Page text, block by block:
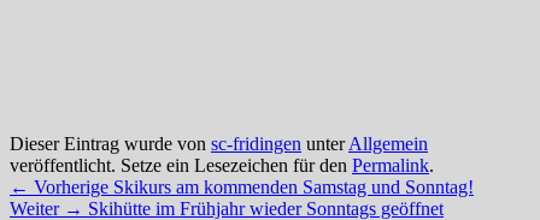
Dieser Eintrag wurde von sc-fridingen unterAllgemein
veröffentlicht. Setze ein Lesezeichen für den Permalink.
Beitragsnavigation
← Vorherige Vorheriger
Beitrag:
Skikurs am kommenden Samstag und Sonntag!
Weiter → Nächster
Skihütte im Frühjahr wieder Sonntags geöffnet